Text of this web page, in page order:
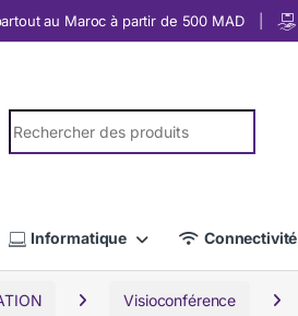
au Maroc à partir de 500 MAD
Search for:
Informatique Connectivité
Visioconférence